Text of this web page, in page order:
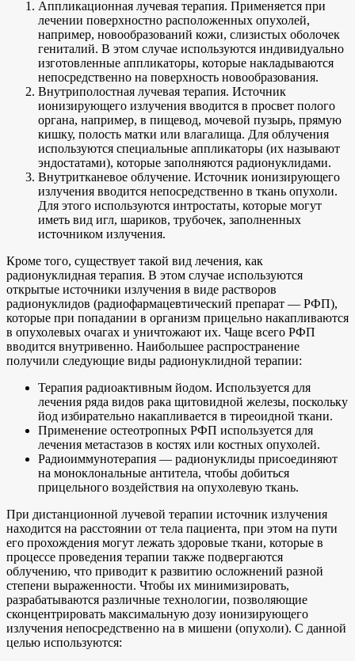
Аппликационная лучевая терапия. Применяется при
лечении поверхностно расположенных опухолей,
например, новообразований кожи, слизистых оболочек
гениталий. В этом случае используются индивидуально
изготовленные аппликаторы, которые накладываются
непосредственно на поверхность новообразования.
Внутриполостная лучевая терапия. Источник
ионизирующего излучения вводится в просвет полого
органа, например, в пищевод, мочевой пузырь, прямую
кишку, полость матки или влагалища. Для облучения
используются специальные аппликаторы (их называют
эндостатами), которые заполняются радионуклидами.
Внутритканевое облучение. Источник ионизирующего
излучения вводится непосредственно в ткань опухоли.
Для этого используются интростаты, которые могут
иметь вид игл, шариков, трубочек, заполненных
источником излучения.
Кроме того, существует такой вид лечения, как
радионуклидная терапия. В этом случае используются
открытые источники излучения в виде растворов
радионуклидов (радиофармацевтический препарат — РФП),
которые при попадании в организм прицельно накапливаются
в опухолевых очагах и уничтожают их. Чаще всего РФП
вводится внутривенно. Наибольшее распространение
получили следующие виды радионуклидной терапии:
Терапия радиоактивным йодом. Используется для
лечения ряда видов рака щитовидной железы, поскольку
йод избирательно накапливается в тиреоидной ткани.
Применение остеотропных РФП используется для
лечения метастазов в костях или костных опухолей.
Радиоиммунотерапия — радионуклиды присоединяют
на моноклональные антитела, чтобы добиться
прицельного воздействия на опухолевую ткань.
При дистанционной лучевой терапии источник излучения
находится на расстоянии от тела пациента, при этом на пути
его прохождения могут лежать здоровые ткани, которые в
процессе проведения терапии также подвергаются
облучению, что приводит к развитию осложнений разной
степени выраженности. Чтобы их минимизировать,
разрабатываются различные технологии, позволяющие
сконцентрировать максимальную дозу ионизирующего
излучения непосредственно на в мишени (опухоли). С данной
целью используются: